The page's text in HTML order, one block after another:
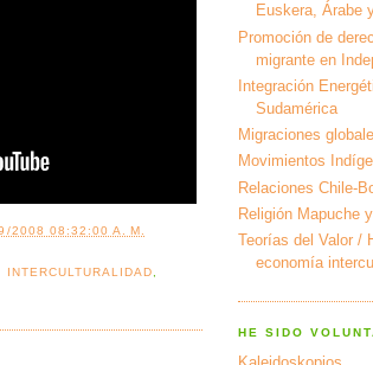
2008 08:32:00 A. M.
INTERCULTURALIDAD
Euskera, Árabe
Promoción de
migrante en
Integración
Sudamérica
Migraciones
Movimientos
Relaciones Chile-
Religión Mapuche
Teorías del Valor /
economía
HE SIDO